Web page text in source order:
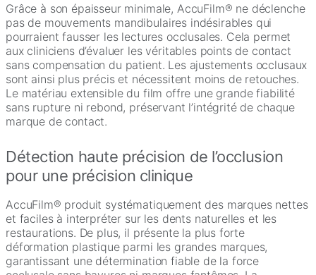
Grâce à son épaisseur minimale, AccuFilm® ne déclenche
pas de mouvements mandibulaires indésirables qui
pourraient fausser les lectures occlusales. Cela permet
aux cliniciens d’évaluer les véritables points de contact
sans compensation du patient. Les ajustements occlusaux
sont ainsi plus précis et nécessitent moins de retouches.
Le matériau extensible du film offre une grande fiabilité
sans rupture ni rebond, préservant l’intégrité de chaque
marque de contact.
Détection haute précision de l’occlusion
pour une précision clinique
AccuFilm® produit systématiquement des marques nettes
et faciles à interpréter sur les dents naturelles et les
restaurations. De plus, il présente la plus forte
déformation plastique parmi les grandes marques,
garantissant une détermination fiable de la force